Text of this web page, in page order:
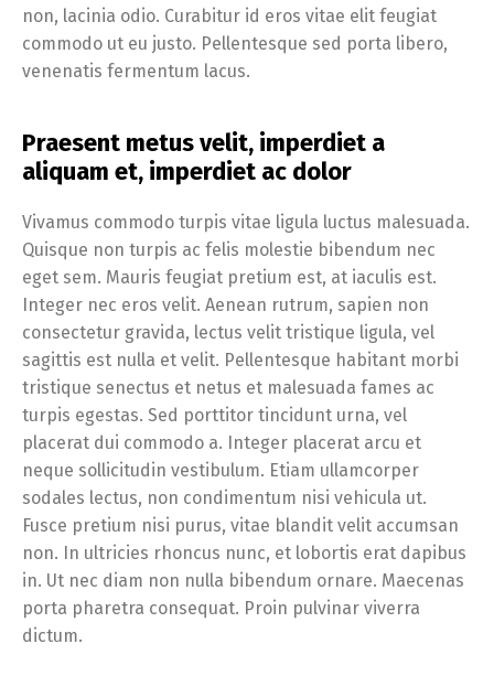
non, lacinia odio. Curabitur id eros vitae elit feugiat
commodo ut eu justo. Pellentesque sed porta libero,
venenatis fermentum lacus.
Praesent metus velit, imperdiet a
aliquam et, imperdiet ac dolor
Vivamus commodo turpis vitae ligula luctus malesuada.
Quisque non turpis ac felis molestie bibendum nec
eget sem. Mauris feugiat pretium est, at iaculis est.
Integer nec eros velit. Aenean rutrum, sapien non
consectetur gravida, lectus velit tristique ligula, vel
sagittis est nulla et velit. Pellentesque habitant morbi
tristique senectus et netus et malesuada fames ac
turpis egestas. Sed porttitor tincidunt urna, vel
placerat dui commodo a. Integer placerat arcu et
neque sollicitudin vestibulum. Etiam ullamcorper
sodales lectus, non condimentum nisi vehicula ut.
Fusce pretium nisi purus, vitae blandit velit accumsan
non. In ultricies rhoncus nunc, et lobortis erat dapibus
in. Ut nec diam non nulla bibendum ornare. Maecenas
porta pharetra consequat. Proin pulvinar viverra
dictum.